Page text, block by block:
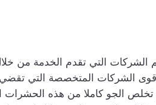
الشركات التي تقدم الخدمة من
الشركات المتخصصة التي
تخلص الجو كاملا من هذه